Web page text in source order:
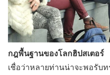
กฎพื้นฐานของโลกฮิปสเตอร์
เชื่อว่าหลายท่านน่าจะพอรับ